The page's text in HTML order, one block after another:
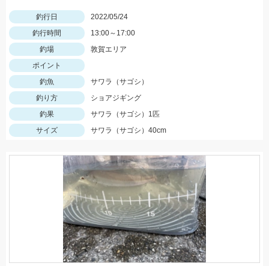
釣行日
2022/05/24
釣行時間
13:00～17:00
釣場
敦賀エリア
ポイント
釣魚
サワラ（サゴシ）
釣り方
ショアジギング
釣果
サワラ（サゴシ）1匹
サイズ
サワラ（サゴシ）40cm